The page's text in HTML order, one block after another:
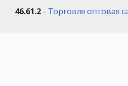
46.61.2 - Торговля оптовая